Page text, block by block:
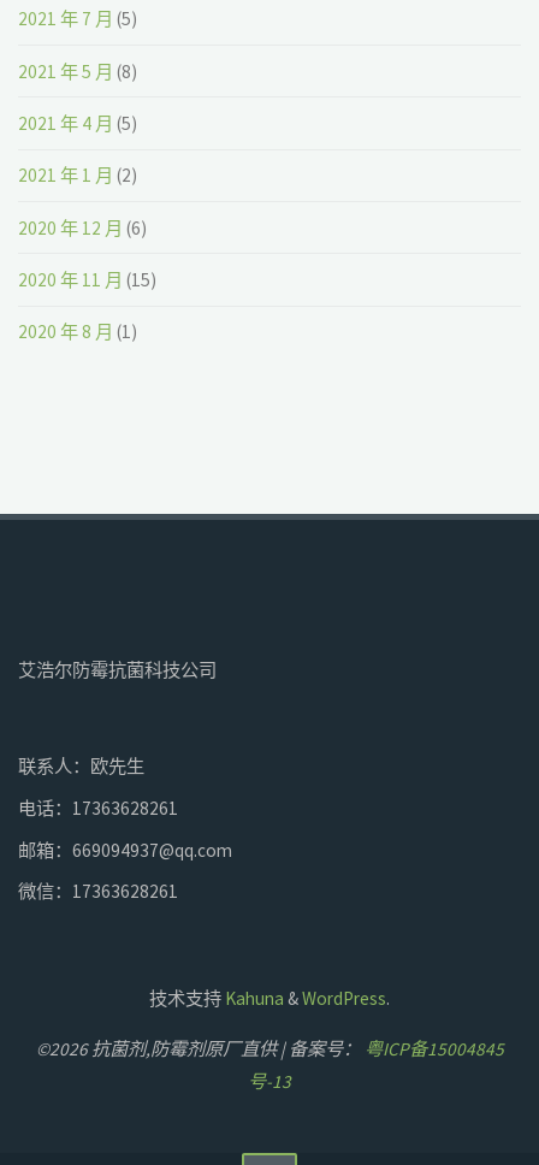
2021 年 7 月 (5)
2021 年 5 月 (8)
2021 年 4 月 (5)
2021 年 1 月 (2)
2020 年 12 月 (6)
2020 年 11 月 (15)
2020 年 8 月 (1)
艾浩尔防霉抗菌科技公司
联系人：欧先生
电话：17363628261
邮箱：669094937@qq.com
微信：17363628261
技术支持 Kahuna &WordPress.
©2026 抗菌剂,防霉剂原厂直供 | 备案号：
粤ICP备15004845
号-13